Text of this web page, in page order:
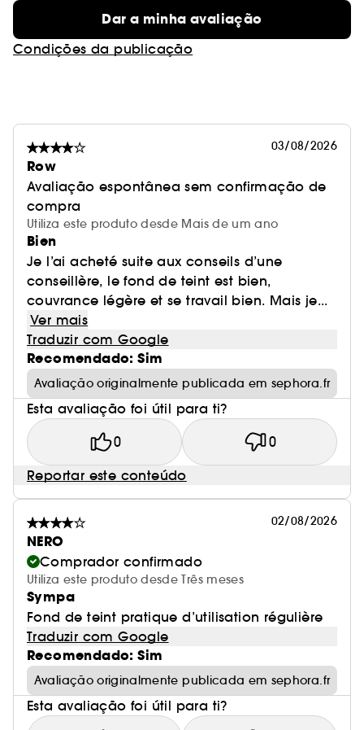
N.
**92% das imperfeições
*** O Forest Stewardship Council é um rótulo
ecológico ambiental que protege as florestas.
Vegan :Produtos fabricados com ingredientes de
origem natural.
Dar a minha avaliação
Condições da publicação
03/08/2026
Row
Avaliação espontânea sem confirmação de
compra
Utiliza este produto desde Mais de um ano
Bien
Je l’ai acheté suite aux conseils d’une
conseillère, le fond de teint est bien,
couvrance légère et se travail bien. Mais je...
Ver mais
Traduzir com Google
Recomendado: Sim
Avaliação originalmente publicada em sephora.fr
Esta avaliação foi útil para ti?
0 0
Reportar este conteúdo
02/08/2026
NERO
Comprador confirmado
Utiliza este produto desde Três meses
Sympa
Fond de teint pratique d’utilisation régulière
Traduzir com Google
Recomendado: Sim
Avaliação originalmente publicada em sephora.fr
Esta avaliação foi útil para ti?